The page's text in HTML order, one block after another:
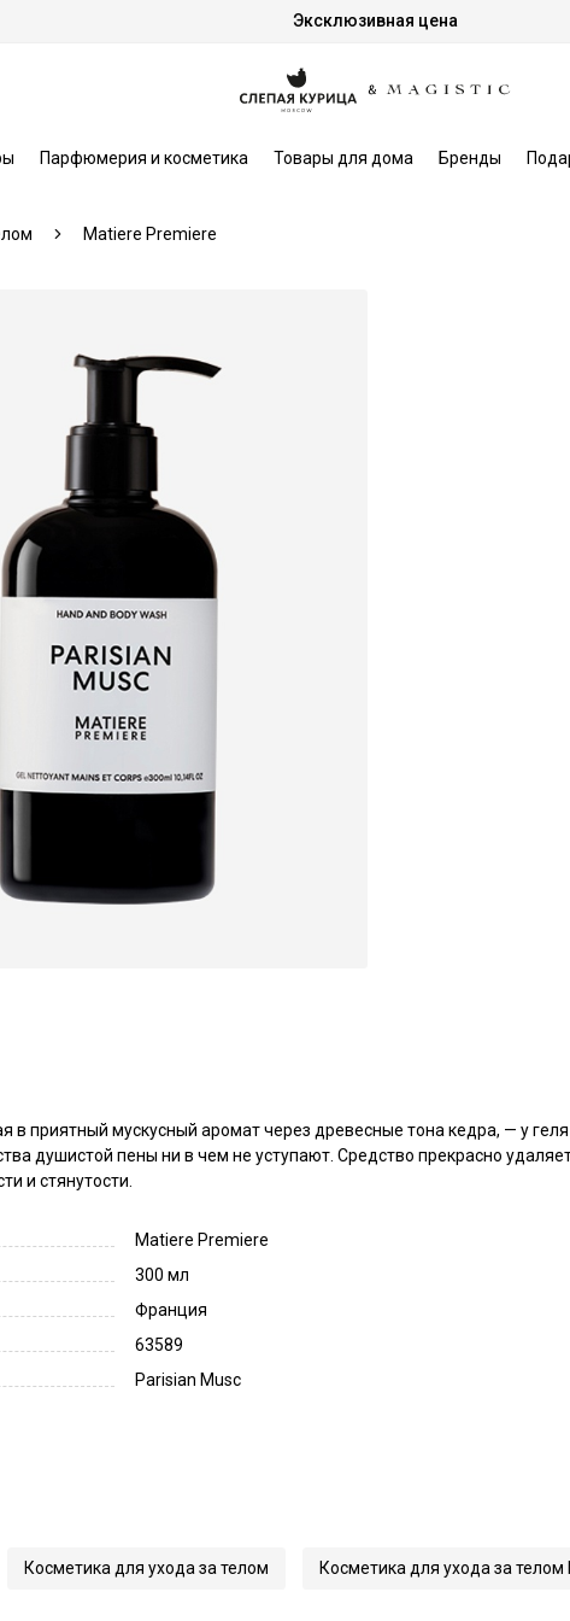
Эксклюзивная цена
Парфюмерия и косметика Товары для дома Бренды
Matiere Premiere
приятный мускусный аромат через древесные тона кедра, — у
душистой пены ни в чем не уступают. Средство прекрасно
и стянутости.
Matiere Premiere
300 мл
Франция
63589
Parisian Musc
Косметика для ухода за телом Косметика для ухода за